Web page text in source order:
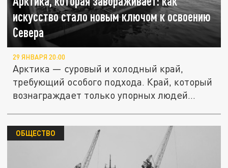
искусство стало новым ключом к освоению
Севера
29 ЯНВАРЯ 20:00
Арктика — суровый и холодный край,
требующий особого подхода. Край, который
вознаграждает только упорных людей...
ОБЩЕСТВО